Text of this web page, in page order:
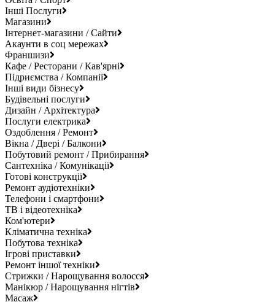
Інші Послуги
Магазини
Інтернет-магазини / Сайти
Акаунти в соц мережах
Франшизи
Кафе / Ресторани / Кав'ярні
Підриємства / Компанії
Інші види бізнесу
Будівельні послуги
Дизайн / Архітектура
Послуги електрика
Оздоблення / Ремонт
Вікна / Двері / Балкони
Побутовий ремонт / Прибирання
Сантехніка / Комунікації
Готові конструкції
Ремонт аудіотехніки
Телефони і смартфони
ТВ і відеотехніка
Ком'ютери
Кліматична техніка
Побутова техніка
Ігрові приставки
Ремонт іншої техніки
Стрижки / Нарощування волосся
Манікюр / Нарощування нігтів
Масаж